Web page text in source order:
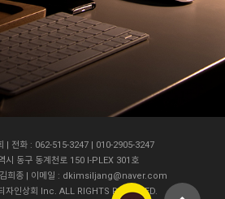
| 전화 : 062-515-3247 | 010-2905-3247
시 동구 동계천로 150 I-PLEX 301호
김희종 | 이메일 : dkimsiljang@naver.com
자인상회 Inc. ALL RIGHTS RESERVED.